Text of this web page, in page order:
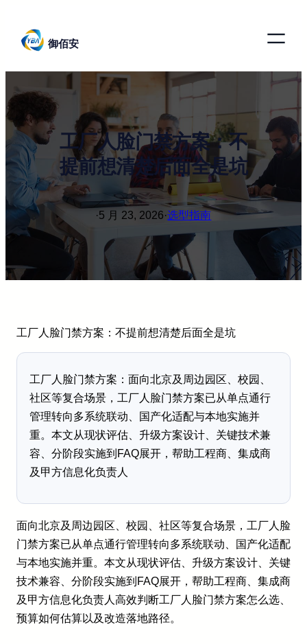
御佰安
工厂人脸门禁方案：不
提前想清楚后面全是坑
·5 月 23, 2026·选型指南
工厂人脸门禁方案：不提前想清楚后面全是坑
工厂人脸门禁方案：面向北京及周边园区、校园、
社区等复合场景，工厂人脸门禁方案已从单点通行
管理转向多系统联动、国产化适配与本地实施并
重。本文从现状评估、升级方案设计、关键技术兼
容、分阶段实施到FAQ展开，帮助工程商、集成商
及甲方信息化负责人
面向北京及周边园区、校园、社区等复合场景，工厂人脸
门禁方案已从单点通行管理转向多系统联动、国产化适配
与本地实施并重。本文从现状评估、升级方案设计、关键
技术兼容、分阶段实施到FAQ展开，帮助工程商、集成商
及甲方信息化负责人高效判断工厂人脸门禁方案怎么选、
预算如何估算以及改造落地路径。